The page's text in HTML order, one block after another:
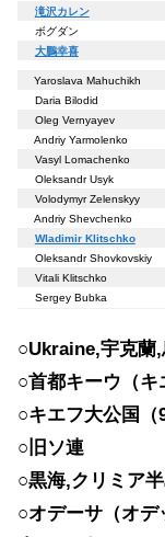
滝沢カレン
ボグダン
大鵬幸喜
Yaroslava Mahuchikh
Daria Bilodid
Oleg Vernyayev
Andriy Yarmolenko
Vasyl Lomachenko
Oleksandr Usyk
Volodymyr Zelenskyy
Andriy Shevchenko
Wladimir Klitschko
Oleksandr
Vitali Klitschko
Sergey Bubka
○Ukraine,宇克蘭
○首都キーウ（キ
○キエフ大公国（
○旧ソ連
○黒海,クリミア
○オデーサ（オ